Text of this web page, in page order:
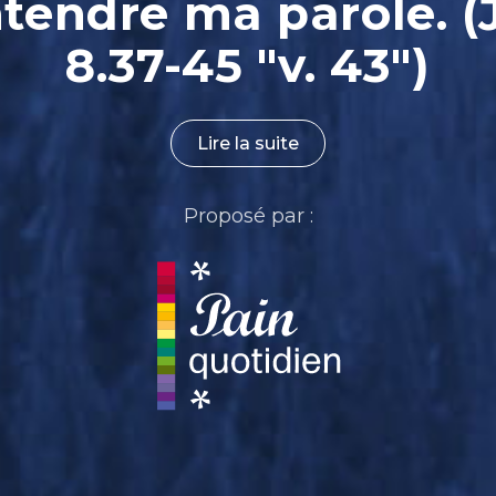
ma parole.
8.37-45 "v. 43")
Lire la suite
Proposé par :